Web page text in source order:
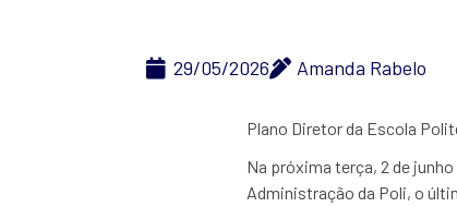
29/05/2026 Amanda Rabelo
Plano Diretor da Escola
Na próxima terça, 2 de
Administração da Poli, o